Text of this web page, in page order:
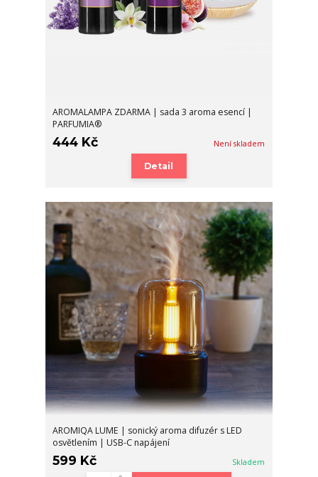
AROMALAMPA ZDARMA | sada 3 aroma esencí |
PARFUMIA®
444 Kč Není skladem
Detail
AROMIQA LUME | sonický aroma difuzér s LED
osvětlením | USB-C napájení
599 Kč Skladem